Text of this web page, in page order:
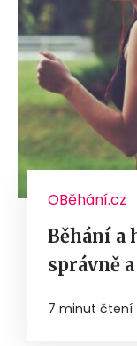
OBěhání.cz
Běhání a
správně
7 minut čtení